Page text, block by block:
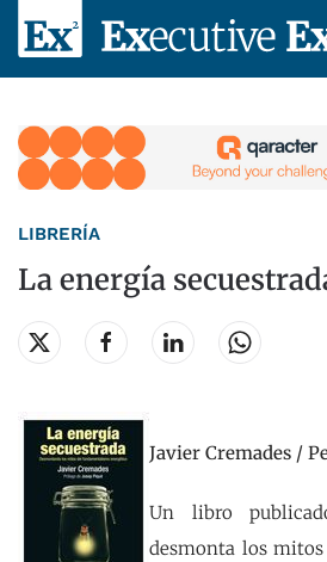
Skip to main content
LIBRERÍA
La energía
Javier Cremades /
Un libro
desmonta los